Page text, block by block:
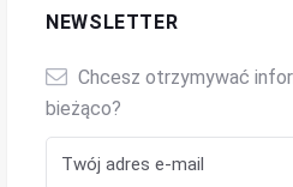
NEWSLETTER
Chcesz otrzymywać
bieżąco?